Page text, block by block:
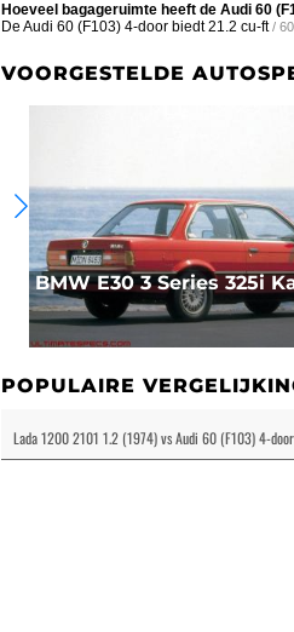
Hoeveel bagageruimte heeft de Audi 60
De Audi 60 (F103) 4-door biedt21.2 cu-ft /
VOORGESTELDE
BMW E30 3 Series 325i
POPULAIRE
Lada 1200 2101 1.2 (1974) vs Audi 60 (F103) 4-